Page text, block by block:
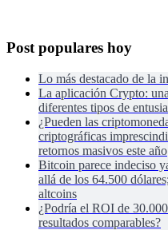
Post populares hoy
Lo más destacado de la
La aplicación Crypto:
diferentes tipos de
¿Pueden las
criptográficas
retornos masivos este año
Bitcoin parece indeciso
allá de los 64.500
altcoins
¿Podría el ROI de
resultados comparables?